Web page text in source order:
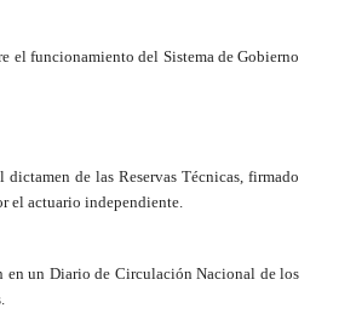
el funcionamiento del Sistema de Gobierno
dictamen de las Reservas Técnicas,firmado
el actuario independiente.
en un Diario de Circulación Nacional de los